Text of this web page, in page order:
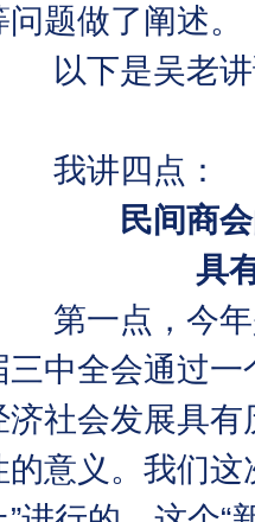
问题做了阐述。
下是吴老讲
讲四点：
民间商
有非常
一点，今年
三中全会通过
济社会发展具
的意义。我们这